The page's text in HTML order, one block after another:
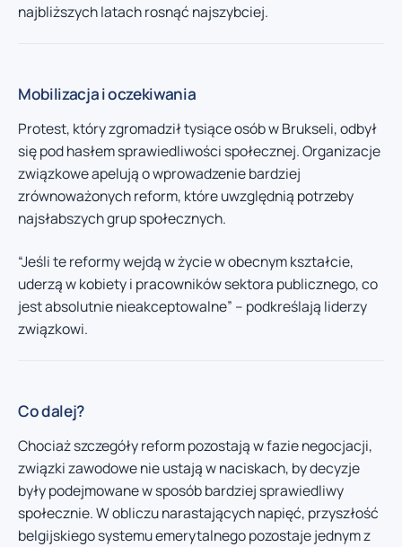
najbliższych latach rosnąć najszybciej.
Mobilizacja i oczekiwania
Protest, który zgromadził tysiące osób w Brukseli, odbył
się pod hasłem sprawiedliwości społecznej. Organizacje
związkowe apelują o wprowadzenie bardziej
zrównoważonych reform, które uwzględnią potrzeby
najsłabszych grup społecznych.
“Jeśli te reformy wejdą w życie w obecnym kształcie,
uderzą w kobiety i pracowników sektora publicznego, co
jest absolutnie nieakceptowalne” – podkreślają liderzy
związkowi.
Co dalej?
Chociaż szczegóły reform pozostają w fazie negocjacji,
związki zawodowe nie ustają w naciskach, by decyzje
były podejmowane w sposób bardziej sprawiedliwy
społecznie. W obliczu narastających napięć, przyszłość
belgijskiego systemu emerytalnego pozostaje jednym z